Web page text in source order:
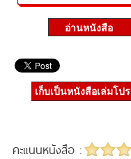
เก็บเป็นหนังสือเล่มโป
คะแนนหนังสือ :